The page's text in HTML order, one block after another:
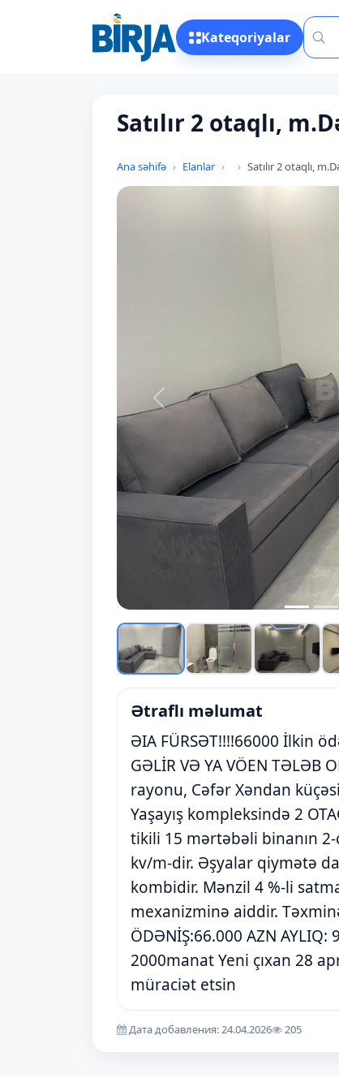
Kateqoriyalar
Satılır 2 otaqlı,
Ana səhifə Elanlar Satılır 2 otaqlı,
Prev
Ətraflı məlumat
ƏIA FÜRSƏT!!!!66000 İlkin
GƏLİR VƏ YA VÖEN TƏLƏB
rayonu, Cəfər Xəndan
Yaşayış kompleksində 2
tikili 15 mərtəbəli binanın
kv/m-dir. Əşyalar qiymətə
kombidir. Mənzil 4 %-li
mexanizminə aiddir.
ÖDƏNİŞ:66.000 AZN
2000manat Yeni çıxan 28
müraciət etsin
Дата добавления: 24.04.2026 205